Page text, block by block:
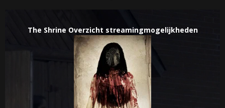
The Shrine Overzicht streamingmogelijkheden